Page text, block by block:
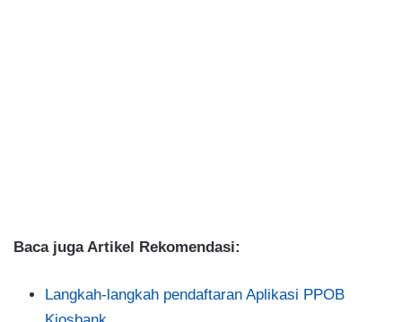
Baca juga Artikel Rekomendasi:
Langkah-langkah pendaftaran Aplikasi PPOB